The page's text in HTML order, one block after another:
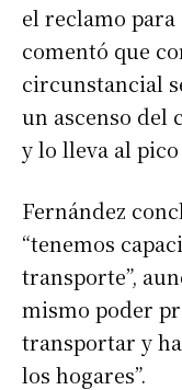
el reclamo para
comentó que
circunstancial
un ascenso del
y lo lleva al pico
Fernández
“tenemos
transporte”,
mismo poder
transportar y
los hogares”.